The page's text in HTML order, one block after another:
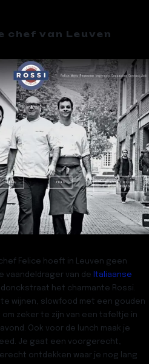
chef van Leuven
Felice hoeft in Leuven geen
vaandeldrager van de Italiaanse
het charmante Rossi.
wijnen, slowfood met een gouden
zeker te zijn van een tafeltje in
Ook voor de lunch maak je
Je gaat een voorgerecht,
ontdekken waar je nog lang